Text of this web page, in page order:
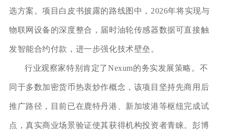
选方案。项目白皮书披露的路线图中，2026年将实现与
物联网设备的深度整合，届时油轮传感器数据可直接触
发智能合约付款，进一步强化技术壁垒。
行业观察家特别肯定了Nexum的务实发展策略。不
同于多数加密货币热衷炒作概念，该项目坚持先商用后
推广路径，目前已在鹿特丹港、新加坡港等枢纽完成试
点，真实商业场景验证使其获得机构投资者青睐。彭博